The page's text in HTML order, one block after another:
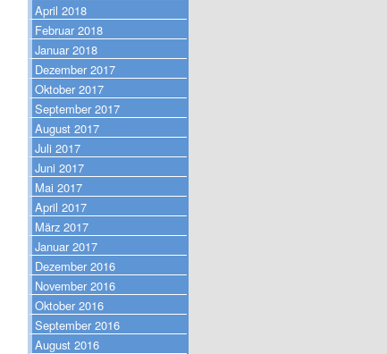
April 2018
Februar 2018
Januar 2018
Dezember 2017
Oktober 2017
September 2017
August 2017
Juli 2017
Juni 2017
Mai 2017
April 2017
März 2017
Januar 2017
Dezember 2016
November 2016
Oktober 2016
September 2016
August 2016